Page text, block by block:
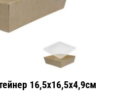
16,5х16,5х4,9см